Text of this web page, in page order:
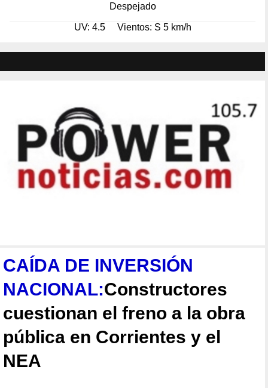
Despejado
UV: 4.5 Vientos: S 5 km/h
CAÍDA DE INVERSIÓN
NACIONAL:Constructores
cuestionan el freno a la obra
pública en Corrientes y el
NEA